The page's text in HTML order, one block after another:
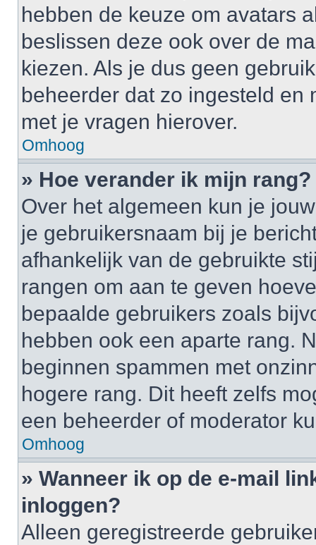
hebben de keuze om avatars
beslissen deze ook over de
kiezen. Als je dus geen
beheerder dat zo ingesteld en
met je vragen hierover.
Omhoog
» Hoe verander ik mijn rang?
Over het algemeen kun je
je gebruikersnaam bij je
afhankelijk van de gebruikte
rangen om aan te geven
bepaalde gebruikers zoals
hebben ook een aparte rang.
beginnen spammen met
hogere rang. Dit heeft zelfs
een beheerder of moderator
Omhoog
» Wanneer ik op de e-mail
inloggen?
Alleen geregistreerde